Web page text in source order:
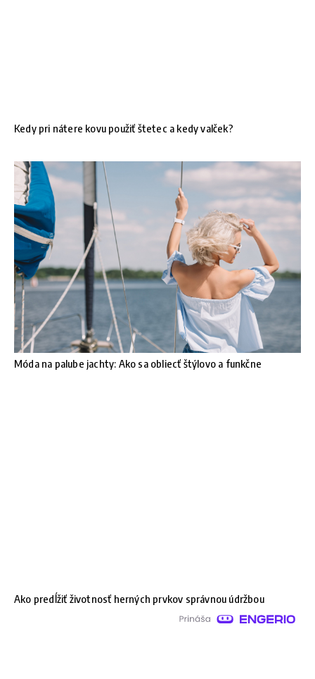
Kedy pri nátere kovu použiť štetec a kedy valček?
Móda na palube jachty: Ako sa obliecť štýlovo a funkčne
Ako predĺžiť životnosť herných prvkov správnou údržbou